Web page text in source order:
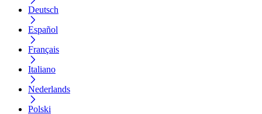
Deutsch
Español
Français
Italiano
Nederlands
Polski